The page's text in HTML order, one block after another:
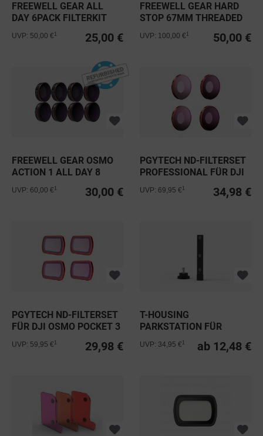
FREEWELL GEAR ALL
DAY 6PACK FILTERKIT
NUR FÜR...
25,00 €
UVP: 50,00 €
FREEWELL GEAR HARD
STOP 67MM THREADED
VARIABLE...
50,00 €
UVP: 100,00 €
FREEWELL GEAR OSMO
ACTION 1 ALL DAY 8
30,00 €
UVP: 60,00 €
PGYTECH ND-FILTERSET
PROFESSIONAL FÜR DJI
34,98 €
UVP: 69,95 €
PGYTECH ND-FILTERSET
FÜR DJI OSMO POCKET 3
29,98 €
UVP: 59,95 €
T-HOUSING
PARKSTATION FÜR
FILTER AM T-HOUSING
ab 12,48 €
UVP: 34,95 €